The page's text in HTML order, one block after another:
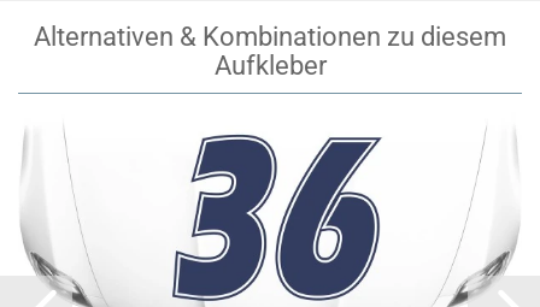
Alternativen & Kombinationen zu diesem
Aufkleber